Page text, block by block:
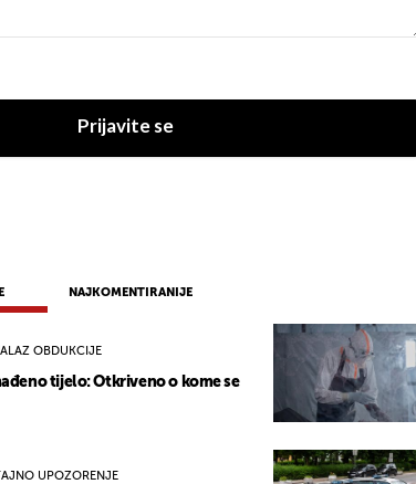
Prijavite se
NAJKOMENTIRANIJE
OBDUKCIJE
tijelo: Otkriveno o kome se
UPOZORENJE